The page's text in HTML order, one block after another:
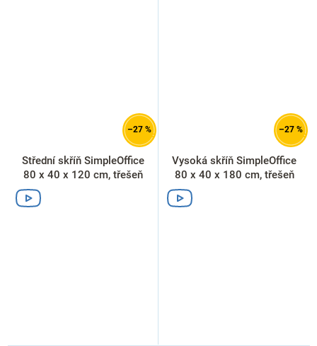
–27 %
Střední skříň SimpleOffice
80 x 40 x 120 cm, třešeň
–27 %
Vysoká skříň SimpleOffice
80 x 40 x 180 cm, třešeň